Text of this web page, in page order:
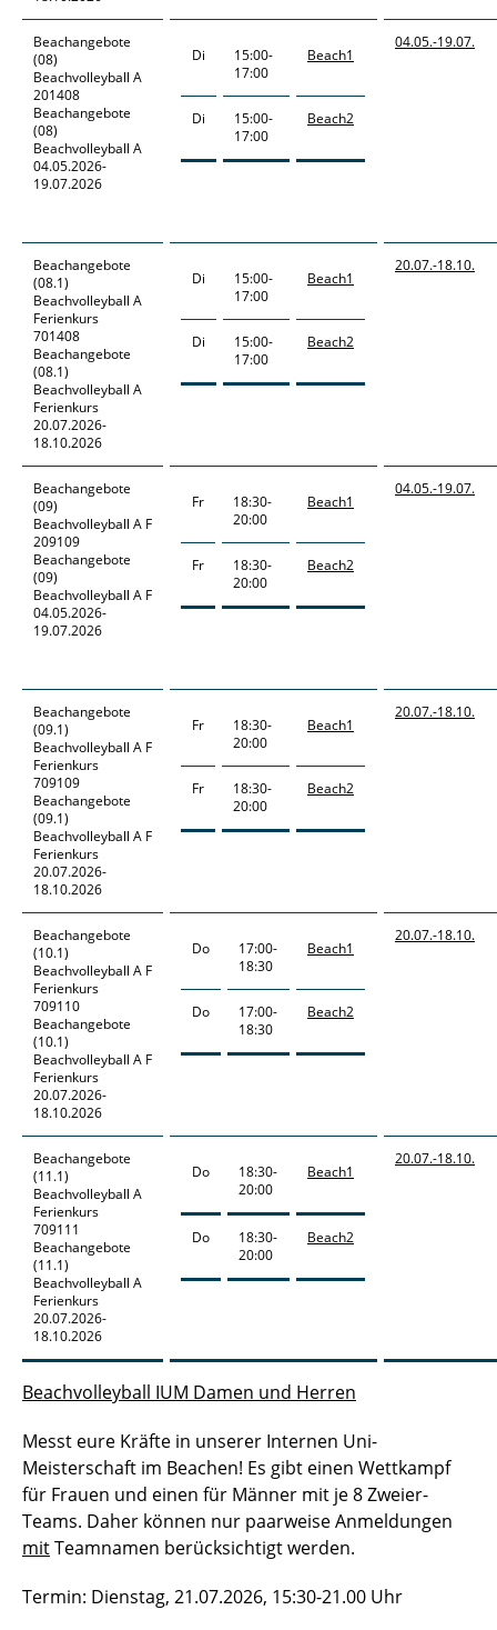
Beachangebote
(08)
Beachvolleyball A
201408
Beachangebote
(08)
Beachvolleyball A
04.05.2026-
19.07.2026
Di
15:00-
17:00
Beach1
Di
15:00-
17:00
Beach2
04.05.-19.07.
Beachangebote
(08.1)
Beachvolleyball A
Ferienkurs
701408
Beachangebote
(08.1)
Beachvolleyball A
Ferienkurs
20.07.2026-
18.10.2026
Di
15:00-
17:00
Beach1
Di
15:00-
17:00
Beach2
20.07.-18.10.
Beachangebote
(09)
Beachvolleyball A F
209109
Beachangebote
(09)
Beachvolleyball A F
04.05.2026-
19.07.2026
Fr
18:30-
20:00
Beach1
Fr
18:30-
20:00
Beach2
04.05.-19.07.
Beachangebote
(09.1)
Beachvolleyball A F
Ferienkurs
709109
Beachangebote
(09.1)
Beachvolleyball A F
Ferienkurs
20.07.2026-
18.10.2026
Fr
18:30-
20:00
Beach1
Fr
18:30-
20:00
Beach2
20.07.-18.10.
Beachangebote
(10.1)
Beachvolleyball A F
Ferienkurs
709110
Beachangebote
(10.1)
Beachvolleyball A F
Ferienkurs
20.07.2026-
18.10.2026
Do
17:00-
18:30
Beach1
Do
17:00-
18:30
Beach2
20.07.-18.10.
Beachangebote
(11.1)
Beachvolleyball A
Ferienkurs
709111
Beachangebote
(11.1)
Beachvolleyball A
Ferienkurs
20.07.2026-
18.10.2026
Do
18:30-
20:00
Beach1
Do
18:30-
20:00
Beach2
20.07.-18.10.
Beachvolleyball IUM Damen und Herren
Messt eure Kräfte in unserer Internen Uni-
Meisterschaft im Beachen! Es gibt einen Wettkampf
für Frauen und einen für Männer mit je 8 Zweier-
Teams. Daher können nur paarweise Anmeldungen
mitTeamnamen berücksichtigt werden.
Termin: Dienstag, 21.07.2026, 15:30-21.00 Uhr